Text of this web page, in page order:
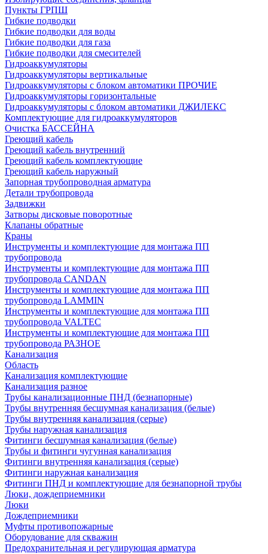
Пункты ГРПШ
Гибкие подводки
Гибкие подводки для воды
Гибкие подводки для газа
Гибкие подводки для смесителей
Гидроаккумуляторы
Гидроаккумуляторы вертикальные
Гидроаккумуляторы с блоком автоматики ПРОЧИЕ
Гидроаккумуляторы горизонтальные
Гидроаккумуляторы с блоком автоматики ДЖИЛЕКС
Комплектующие для гидроаккумуляторов
Очистка БАССЕЙНА
Греющий кабель
Греющий кабель внутренний
Греющий кабель комплектующие
Греющий кабель наружный
Запорная трубопроводная арматура
Детали трубопровода
Задвижки
Затворы дисковые поворотные
Клапаны обратные
Краны
Инструменты и комплектующие для монтажа ПП
трубопровода
Инструменты и комплектующие для монтажа ПП
трубопровода CANDAN
Инструменты и комплектующие для монтажа ПП
трубопровода LAMMIN
Инструменты и комплектующие для монтажа ПП
трубопровода VALTEC
Инструменты и комплектующие для монтажа ПП
трубопровода РАЗНОЕ
Канализация
Область
Канализация комплектующие
Канализация разное
Трубы канализационные ПНД (безнапорные)
Трубы внутренняя бесшумная канализация (белые)
Трубы внутренняя канализация (серые)
Трубы наружная канализация
Фитинги бесшумная канализация (белые)
Трубы и фитинги чугунная канализация
Фитинги внутренняя канализация (серые)
Фитинги наружная канализация
Фитинги ПНД и комплектующие для безнапорной трубы
Люки, дождеприемники
Люки
Дождеприемники
Муфты противопожарные
Оборудование для скважин
Предохранительная и регулирующая арматура